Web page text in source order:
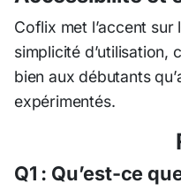
Coflix met l’accent sur
simplicité d’utilisation,
bien aux débutants
expérimentés.
Q1 : Qu’est-ce